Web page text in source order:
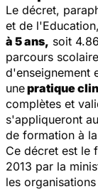
Le décret,
et de
à 5 ans, soit
parcours
d'enseignement
unepratique
complètes et
s'appliqueront
de formation à
Ce décret est le
2013 par la
les